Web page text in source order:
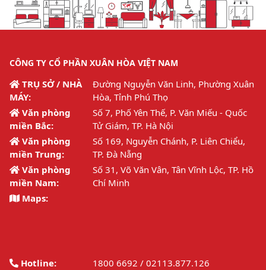
CÔNG TY CỔ PHẦN XUÂN HÒA VIỆT NAM
TRỤ SỞ / NHÀ
MÁY:
Đường Nguyễn Văn Linh, Phường Xuân
Hòa, Tỉnh Phú Thọ
Văn phòng
miền Bắc:
Số 7, Phố Yên Thế, P. Văn Miếu - Quốc
Tử Giám, TP. Hà Nội
Văn phòng
miền Trung:
Số 169, Nguyễn Chánh, P. Liên Chiểu,
TP. Đà Nẵng
Văn phòng
miền Nam:
Số 31, Võ Văn Vân, Tân Vĩnh Lộc, TP. Hồ
Chí Minh
Maps:
Hotline:
1800 6692 / 02113.877.126